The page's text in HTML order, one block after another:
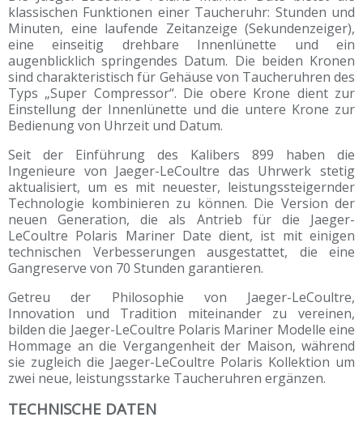
klassischen Funktionen einer Taucheruhr: Stunden und
Minuten, eine laufende Zeitanzeige (Sekundenzeiger),
eine einseitig drehbare Innenlünette und ein
augenblicklich springendes Datum. Die beiden Kronen
sind charakteristisch für Gehäuse von Taucheruhren des
Typs „Super Compressor“. Die obere Krone dient zur
Einstellung der Innenlünette und die untere Krone zur
Bedienung von Uhrzeit und Datum.
Seit der Einführung des Kalibers 899 haben die
Ingenieure von Jaeger-LeCoultre das Uhrwerk stetig
aktualisiert, um es mit neuester, leistungssteigernder
Technologie kombinieren zu können. Die Version der
neuen Generation, die als Antrieb für die Jaeger-
LeCoultre Polaris Mariner Date dient, ist mit einigen
technischen Verbesserungen ausgestattet, die eine
Gangreserve von 70 Stunden garantieren.
Getreu der Philosophie von Jaeger-LeCoultre,
Innovation und Tradition miteinander zu vereinen,
bilden die Jaeger-LeCoultre Polaris Mariner Modelle eine
Hommage an die Vergangenheit der Maison, während
sie zugleich die Jaeger-LeCoultre Polaris Kollektion um
zwei neue, leistungsstarke Taucheruhren ergänzen.
TECHNISCHE DATEN